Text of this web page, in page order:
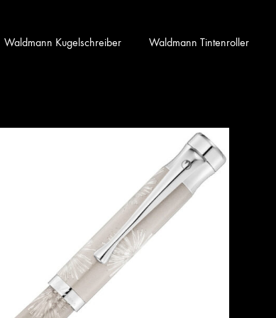
Waldmann Kugelschreiber Waldmann Tintenroller